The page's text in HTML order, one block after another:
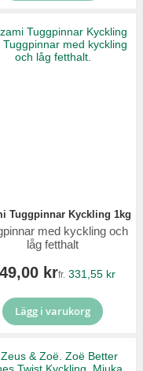
Tuggpinnar Kyckling 1kg
med kyckling och
låg fetthalt
krfr. 331,55 kr
Lägg i varukorg